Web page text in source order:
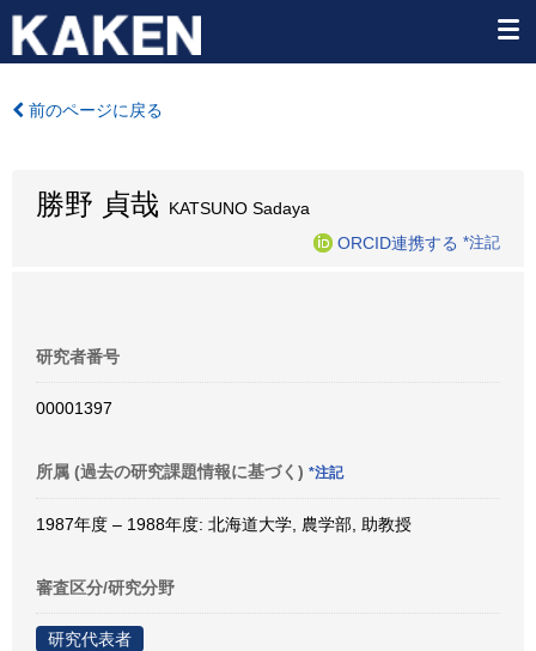
前のページに戻る
勝野 貞哉 KATSUNO Sadaya
ORCID連携する *注記
研究者番号
00001397
所属 (過去の研究課題情報に基づく) *注記
1987年度 – 1988年度: 北海道大学, 農学部, 助教授
審査区分/研究分野
研究代表者